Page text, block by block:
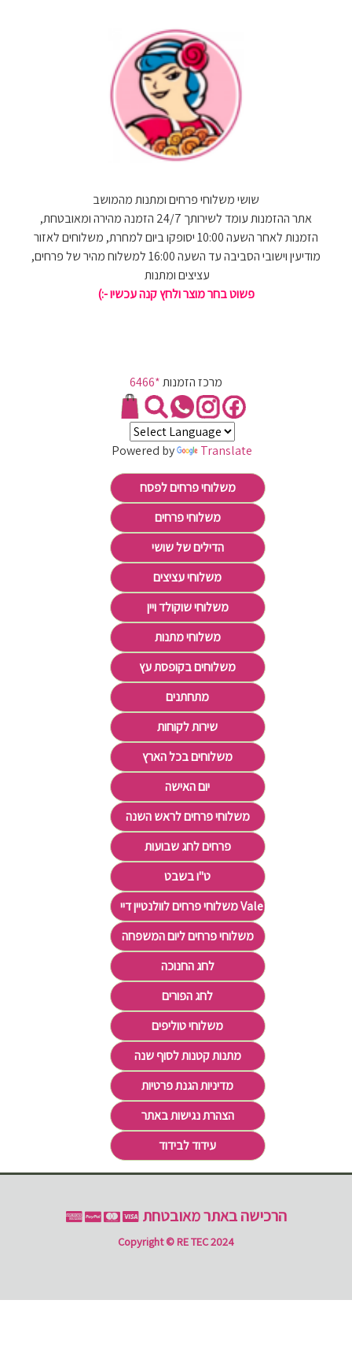
שושי משלוחי פרחים ומתנות מהמושב
אתר ההזמנות עומד לשירותך 24/7 הזמנה מהירה ומאובטחת,
הזמנות לאחר השעה 10:00 יסופקו ביום למחרת, משלוחים לאזור
מודיעין וישובי הסביבה עד השעה 16:00 למשלוח מהיר של פרחים,
עציצים ומתנות
פשוט בחר מוצר ולחץ קנה עכשיו -:)
מרכז הזמנות*6466
Powered by Translate
משלוחי פרחים לפסח
משלוחי פרחים
הדילים של שושי
משלוחי עציצים
משלוחי שוקולד ויין
משלוחי מתנות
משלוחים בקופסת עץ
מתחתנים
שירות לקוחות
משלוחים בכל הארץ
יום האישה
משלוחי פרחים לראש השנה
פרחים לחג שבועות
ט"ו בשבט
משלוחי פרחים לוולנטיין דיי Valentine's Day
משלוחי פרחים ליום המשפחה
לחג החנוכה
לחג הפורים
משלוחי טוליפים
מתנות קטנות לסוף שנה
מדיניות הגנת פרטיות
הצהרת נגישות באתר
עידוד לבידוד
הרכישה באתר מאובטחת
Copyright © RE TEC 2024